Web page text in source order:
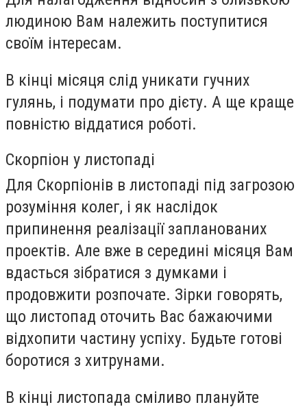
людиною Вам належить поступитися
своїм інтересам.
В кінці місяця слід уникати гучних
гулянь, і подумати про дієту. А ще краще
повністю віддатися роботі.
Скорпіон у листопаді
Для Скорпіонів в листопаді під загрозою
розуміння колег, і як наслідок
припинення реалізації запланованих
проектів. Але вже в середині місяця Вам
вдасться зібратися з думками і
продовжити розпочате. Зірки говорять,
що листопад оточить Вас бажаючими
відхопити частину успіху. Будьте готові
боротися з хитрунами.
В кінці листопада сміливо плануйте